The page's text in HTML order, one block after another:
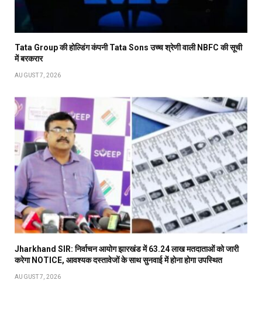
Tata Group की होल्डिंग कंपनी Tata Sons उच्च श्रेणी वाली NBFC की सूची
में बरकरार
AUGUST 7, 2026
Jharkhand SIR: निर्वाचन आयोग झारखंड में 63.24 लाख मतदाताओं को जारी
करेगा NOTICE, आवश्यक दस्तावेजों के साथ सुनवाई में होना होगा उपस्थित
AUGUST 7, 2026